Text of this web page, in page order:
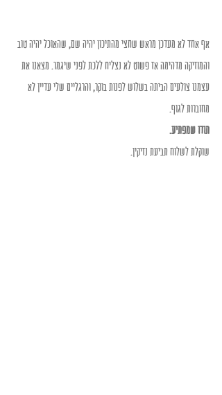
אף אחד לא מעדכן מראש שחצי מהתיכון יהיה שם, שהאוכל יהיה טוב
והמוזיקה מדהימה אז פשוט לא נצליח ללכת לפני שיגמר. מצאנו את
עצמנו צולעים הביתה בשלוש לפנות בוקר, והרגליים שלי עדיין לא
מחוברות לגוף.
תודו שמפתיע.
שוקלת לשלוח תביעת נזיקין.